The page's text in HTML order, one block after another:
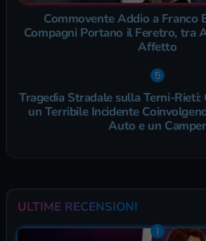
Commovente Addio a Franco
Compagni Portano il Feretro, tra
Affetto
Tragedia Stradale sulla Terni-
un Terribile Incidente
Auto e un Camper
ULTIME RECENSIONI